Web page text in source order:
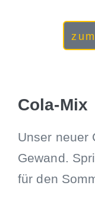
Cola-Mix
Unser neuer
Gewand.
für den